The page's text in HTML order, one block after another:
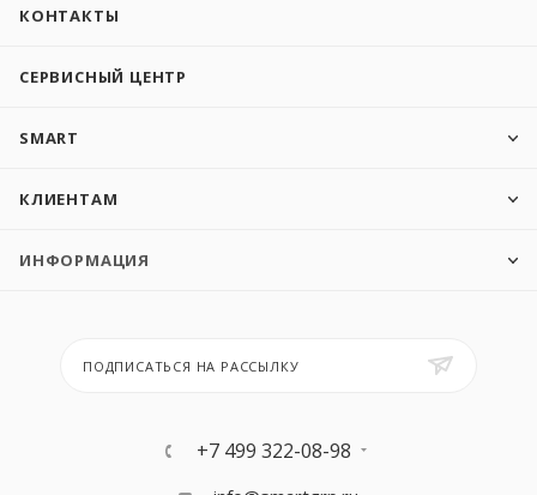
КОНТАКТЫ
СЕРВИСНЫЙ ЦЕНТР
SMART
КЛИЕНТАМ
ИНФОРМАЦИЯ
ПОДПИСАТЬСЯ НА РАССЫЛКУ
+7 499 322-08-98